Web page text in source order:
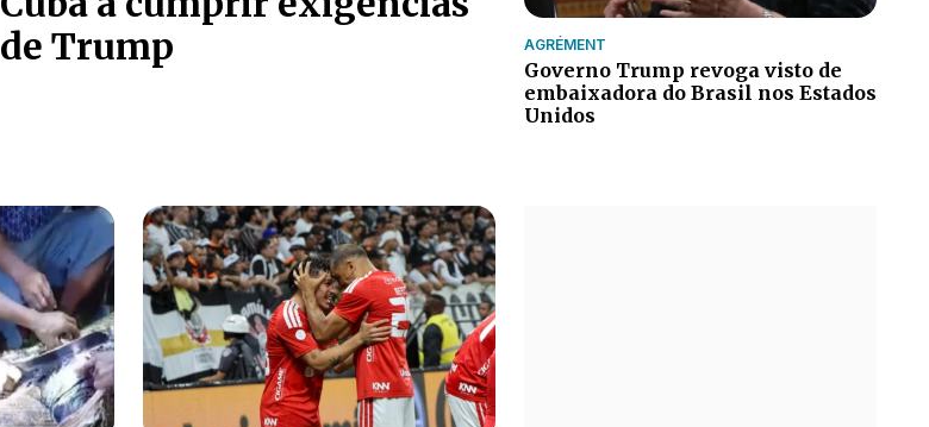
de Trump
AGRÉMENT
Governo Trump revoga visto de
embaixadora do Brasil nos Estados
Unidos